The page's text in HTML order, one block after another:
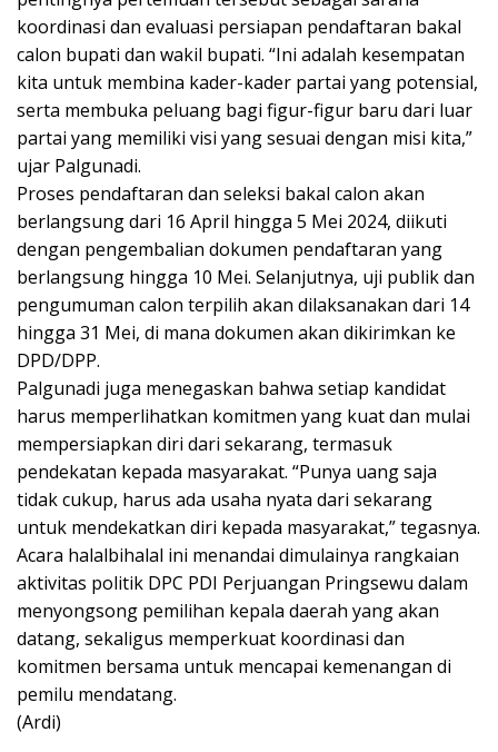
koordinasi dan evaluasi persiapan pendaftaran bakal
calon bupati dan wakil bupati. “Ini adalah kesempatan
kita untuk membina kader-kader partai yang potensial,
serta membuka peluang bagi figur-figur baru dari luar
partai yang memiliki visi yang sesuai dengan misi kita,”
ujar Palgunadi.
Proses pendaftaran dan seleksi bakal calon akan
berlangsung dari 16 April hingga 5 Mei 2024, diikuti
dengan pengembalian dokumen pendaftaran yang
berlangsung hingga 10 Mei. Selanjutnya, uji publik dan
pengumuman calon terpilih akan dilaksanakan dari 14
hingga 31 Mei, di mana dokumen akan dikirimkan ke
DPD/DPP.
Palgunadi juga menegaskan bahwa setiap kandidat
harus memperlihatkan komitmen yang kuat dan mulai
mempersiapkan diri dari sekarang, termasuk
pendekatan kepada masyarakat. “Punya uang saja
tidak cukup, harus ada usaha nyata dari sekarang
untuk mendekatkan diri kepada masyarakat,” tegasnya.
Acara halalbihalal ini menandai dimulainya rangkaian
aktivitas politik DPC PDI Perjuangan Pringsewu dalam
menyongsong pemilihan kepala daerah yang akan
datang, sekaligus memperkuat koordinasi dan
komitmen bersama untuk mencapai kemenangan di
pemilu mendatang.
(Ardi)